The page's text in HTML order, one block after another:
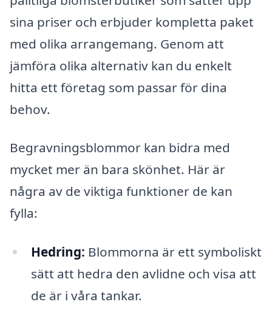
sina priser och erbjuder kompletta paket
med olika arrangemang. Genom att
jämföra olika alternativ kan du enkelt
hitta ett företag som passar för dina
behov.
Begravningsblommor kan bidra med
mycket mer än bara skönhet. Här är
några av de viktiga funktioner de kan
fylla:
Hedring: Blommorna är ett symboliskt
sätt att hedra den avlidne och visa att
de är i våra tankar.